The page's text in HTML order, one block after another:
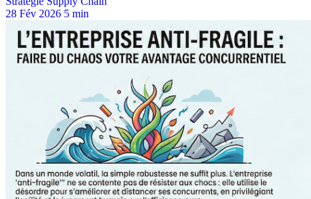
28 Fév 2026 5 min